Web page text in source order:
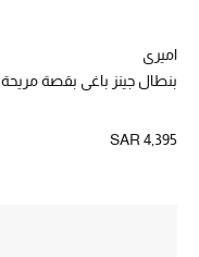
اميري
بنطال جينز باغي بقصة مريحة
SAR 4,395